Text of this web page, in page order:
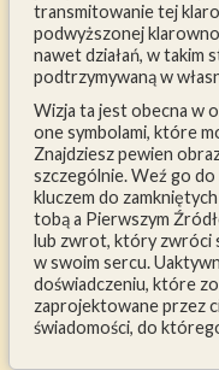
transmitowanie tej
podwyższonej
nawet działań, w takim
podtrzymywaną w
Wizja ta jest obecna w
one symbolami, które
Znajdziesz pewien
szczególnie. Weź go do
kluczem do
tobą a Pierwszym
lub zwrot, który zwróci
w swoim sercu.
doświadczeniu, które
zaprojektowane przez
świadomości, do